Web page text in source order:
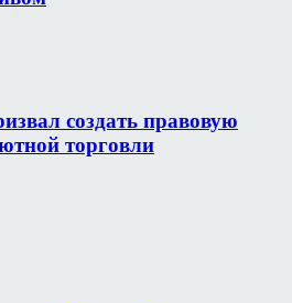
создать правовую
торговли